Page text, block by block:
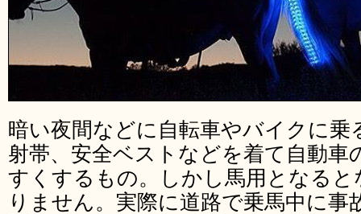
暗い夜間などに自転車やバイクに
射帯、安全ベストなどを着て自動車
すくするもの。しかし馬用となる
りません。実際に道路で乗馬中に事